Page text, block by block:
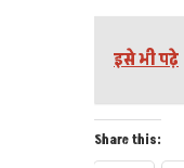
इसे भी पढ़े
Share this: